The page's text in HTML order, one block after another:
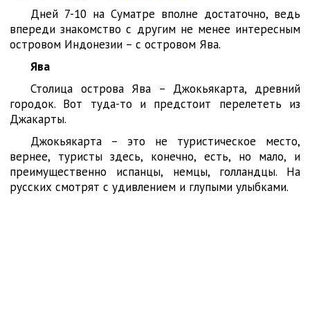
Дней 7-10 на Суматре вполне достаточно, ведь
впереди знакомство с другим не менее интересным
островом Индонезии – с островом Ява.
Ява
Столица острова Ява – Джокьякарта, древний
городок. Вот туда-то и предстоит перелететь из
Джакарты.
Джокьякарта – это не туристическое место,
вернее, туристы здесь, конечно, есть, но мало, и
преимущественно испанцы, немцы, голландцы. На
русских смотрят с удивлением и глупыми улыбками.